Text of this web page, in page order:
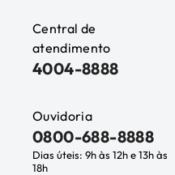
Central de
atendimento
4004-8888
Ouvidoria
0800-688-8888
Dias úteis: 9h às 12h e 13h às
18h